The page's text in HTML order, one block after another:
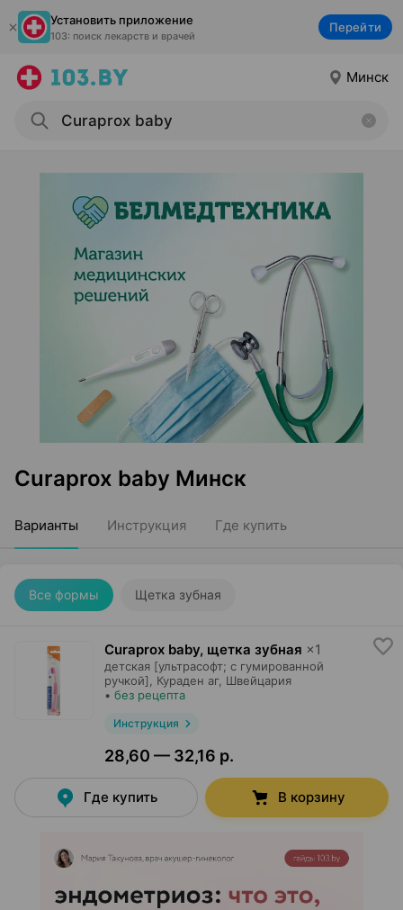
Установить приложение
103: поиск лекарств и врачей
Перейти
Минск
Curaprox baby Минск
Варианты Инструкция Где купить
Все формы Щетка зубная
Curaprox baby, щетка зубная ×1
детская [ультрасофт; с гумированной
ручкой],
Кураден аг, Швейцария
• без рецепта
Инструкция
28,60 — 32,16 р.
Где купить В корзину